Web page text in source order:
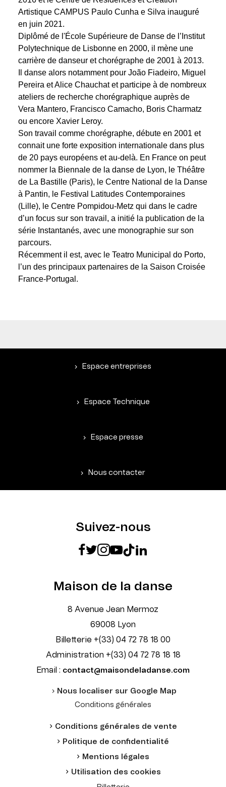
Artistique CAMPUS Paulo Cunha e Silva inauguré
en juin 2021.
Diplômé de l'École Supérieure de Danse de l’Institut
Polytechnique de Lisbonne en 2000, il mène une
carrière de danseur et chorégraphe de 2001 à 2013.
Il danse alors notamment pour João Fiadeiro, Miguel
Pereira et Alice Chauchat et participe à de nombreux
ateliers de recherche chorégraphique auprès de
Vera Mantero, Francisco Camacho, Boris Charmatz
ou encore Xavier Leroy.
Son travail comme chorégraphe, débute en 2001 et
connait une forte exposition internationale dans plus
de 20 pays européens et au-delà. En France on peut
nommer la Biennale de la danse de Lyon, le Théâtre
de La Bastille (Paris), le Centre National de la Danse
à Pantin, le Festival Latitudes Contemporaines
(Lille), le Centre Pompidou-Metz qui dans le cadre
d’un focus sur son travail, a initié la publication de la
série Instantanés, avec une monographie sur son
parcours.
Récemment il est, avec le Teatro Municipal do Porto,
l’un des principaux partenaires de la Saison Croisée
France-Portugal.
Espace entreprises
Espace Technique
Espace presse
Nous contacter
Suivez-nous
Maison de la danse
8 Avenue Jean Mermoz
69008 Lyon
Billetterie +(33) 04 72 78 18 00
Administration +(33) 04 72 78 18 18
Email : contact@maisondeladanse.com
Nous localiser sur Google Map
Conditions générales
Conditions générales de vente
Politique de confidentialité
Mentions légales
Utilisation des cookies